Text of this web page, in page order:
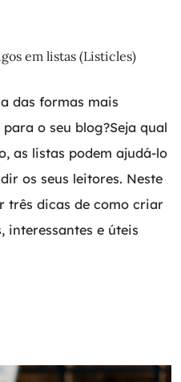
em listas (Listicles)
das formas mais
o seu blog?Seja qual
as listas podem ajudá-lo
os seus leitores. Neste
três dicas de como criar
interessantes e úteis